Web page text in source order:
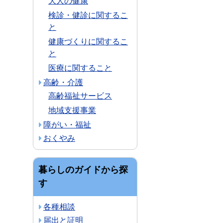
検診・健診に関するこ
と
健康づくりに関するこ
と
医療に関すること
高齢・介護
高齢福祉サービス
地域支援事業
障がい・福祉
おくやみ
暮らしのガイドから探
す
各種相談
届出と証明